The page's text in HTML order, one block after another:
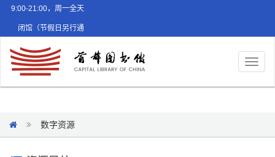
9:00-21:00，周一全天
闭馆（节假日另行通
数字资源